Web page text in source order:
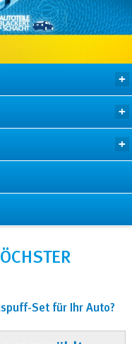
Set für Ihr Auto?